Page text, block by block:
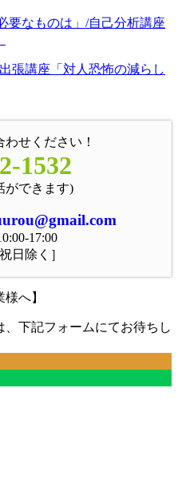
要なものは」/自己分析講座
張講座「対人恐怖の減らし
せください！
1532
ができます)
17:00
日除く］
へ】
下記フォームにてお待ちし